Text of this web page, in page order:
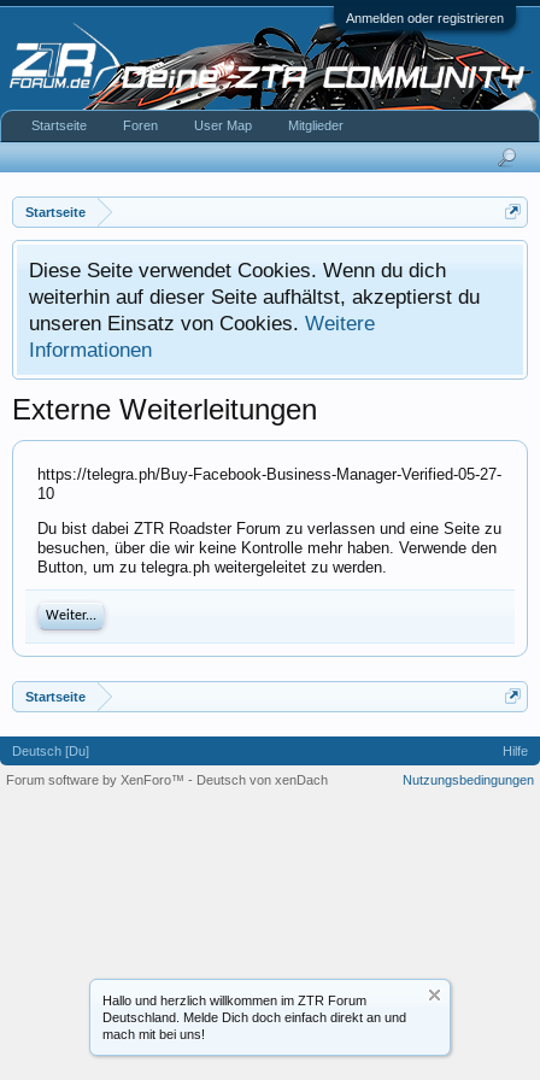
Anmelden oder registrieren
Startseite
Diese Seite verwendet Cookies. Wenn du dich
weiterhin auf dieser Seite aufhältst, akzeptierst du
unseren Einsatz von Cookies. Weitere
Informationen
Hallo und herzlich willkommen im ZTR Forum
Deutschland. Melde Dich doch einfach direkt an und
mach mit bei uns!
Externe Weiterleitungen
https://telegra.ph/Buy-Facebook-Business-Manager-Verified-05-27-
10
Du bist dabei ZTR Roadster Forum zu verlassen und eine Seite zu
besuchen, über die wir keine Kontrolle mehr haben. Verwende den
Button, um zu telegra.ph weitergeleitet zu werden.
Weiter...
Startseite
Startseite Foren User Map Mitglieder
Deutsch [Du]
Hilfe
Nutzungsbedingungen
Forum software by XenForo™ - Deutsch von xenDach